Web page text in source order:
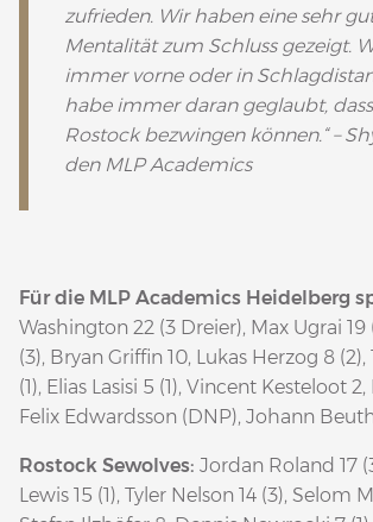
zufrieden. Wir haben eine sehr
Mentalität zum Schluss gezeigt.
immer vorne oder in
habe immer daran geglaubt,
Rostock bezwingen können.“ –
den MLP Academics
Für die MLP Academics Heidelberg
Washington 22 (3 Dreier), Max Ugrai 19
(3), Bryan Griffin 10, Lukas Herzog 8
(1), Elias Lasisi 5 (1), Vincent Kesteloot
Felix Edwardsson (DNP), Johann
Rostock Sewolves: Jordan Roland 17
Lewis 15 (1), Tyler Nelson 14 (3), Selom